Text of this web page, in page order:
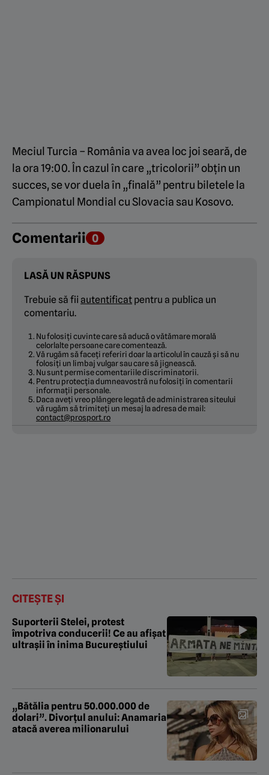
Meciul Turcia – România va avea loc joi seară, de
la ora 19:00. În cazul în care „tricolorii” obțin un
succes, se vor duela în „finală” pentru biletele la
Campionatul Mondial cu Slovacia sau Kosovo.
Comentarii 0
LASĂ UN RĂSPUNS
Trebuie să fii autentificat pentru a publica un
comentariu.
Nu folosiți cuvinte care să aducă o vătămare morală
celorlalte persoane care comentează.
Vă rugăm să faceți referiri doar la articolul în cauză și să nu
folosiți un limbaj vulgar sau care să jignească.
Nu sunt permise comentariile discriminatorii.
Pentru protecția dumneavostră nu folosiți în comentarii
informații personale.
Daca aveți vreo plângere legată de administrarea siteului
vă rugăm să trimiteți un mesaj la adresa de mail:
contact@prosport.ro
CITEȘTE ȘI
Suporterii Stelei, protest
împotriva conducerii! Ce au afișat
ultrașii în inima Bucureștiului
„Bătălia pentru 50.000.000 de
dolari”. Divorțul anului: Anamaria
atacă averea milionarului